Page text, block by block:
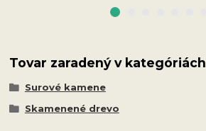
Tovar zaradený v kategóriách
Surové kamene
Skamenené drevo